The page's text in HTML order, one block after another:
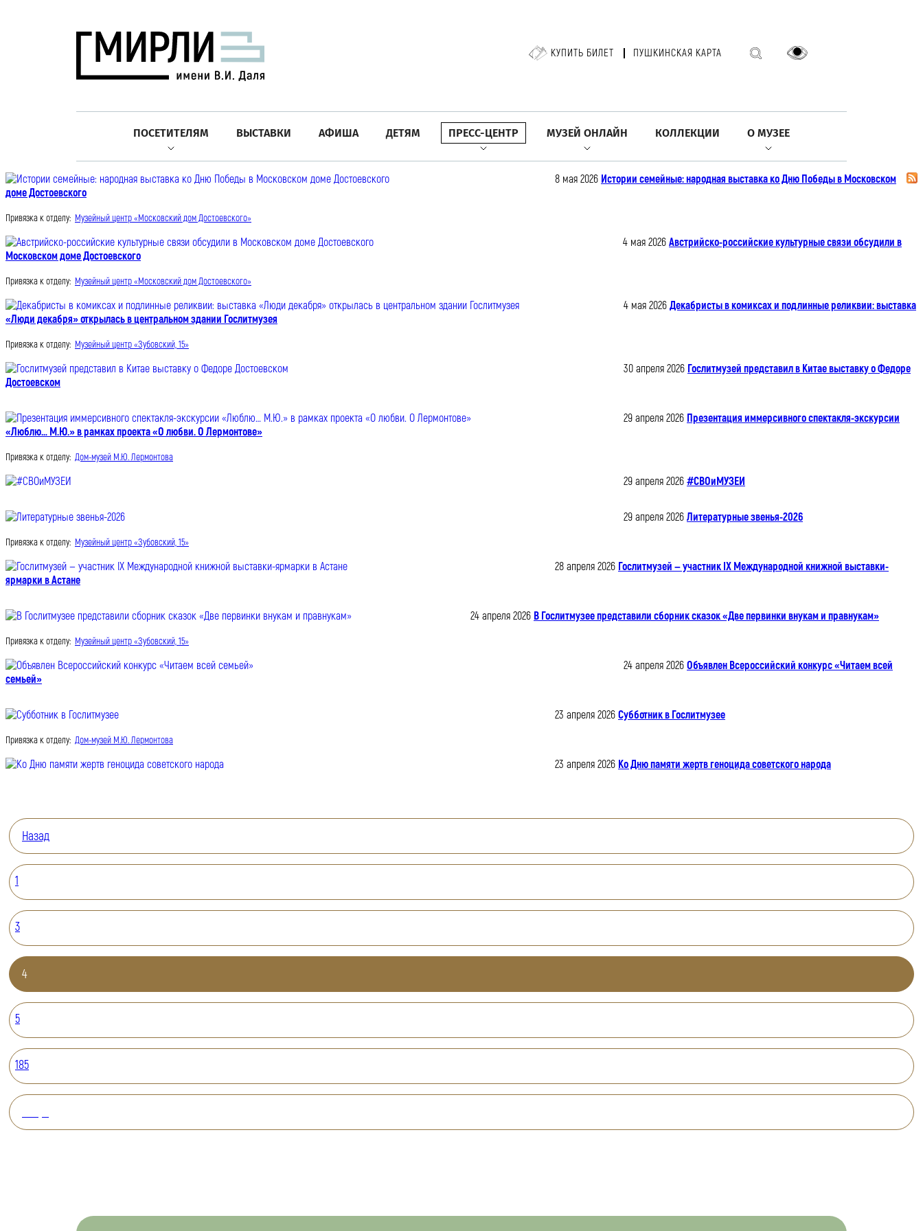
КУПИТЬ БИЛЕТ ПУШКИНСКАЯ КАРТА
ПОСЕТИТЕЛЯМ ВЫСТАВКИ АФИША ДЕТЯМ ПРЕСС-ЦЕНТР МУЗЕЙ ОНЛАЙН КОЛЛЕКЦИИ О МУЗЕЕ
8 мая 2026 Истории семейные: народная выставка ко Дню Победы в Московском
доме Достоевского
Привязка к отделу: Музейный центр «Московский дом Достоевского»
4 мая 2026 Австрийско-российские культурные связи обсудили в
Московском доме Достоевского
Привязка к отделу: Музейный центр «Московский дом Достоевского»
4 мая 2026 Декабристы в комиксах и подлинные реликвии: выставка
«Люди декабря» открылась в центральном здании Гослитмузея
Привязка к отделу: Музейный центр «Зубовский, 15»
30 апреля 2026 Гослитмузей представил в Китае выставку о Федоре
Достоевском
29 апреля 2026 Презентация иммерсивного спектакля-экскурсии
«Люблю… М.Ю.» в рамках проекта «О любви. О Лермонтове»
Привязка к отделу: Дом-музей М.Ю. Лермонтова
29 апреля 2026 #СВОиМУЗЕИ
29 апреля 2026 Литературные звенья-2026
Привязка к отделу: Музейный центр «Зубовский, 15»
28 апреля 2026 Гослитмузей — участник IX Международной книжной выставки-
ярмарки в Астане
24 апреля 2026 В Гослитмузее представили сборник сказок «Две первинки внукам и правнукам»
Привязка к отделу: Музейный центр «Зубовский, 15»
24 апреля 2026 Объявлен Всероссийский конкурс «Читаем всей
семьей»
23 апреля 2026 Субботник в Гослитмузее
Привязка к отделу: Дом-музей М.Ю. Лермонтова
23 апреля 2026 Ко Дню памяти жертв геноцида советского народа
Назад
1
3
4
5
185